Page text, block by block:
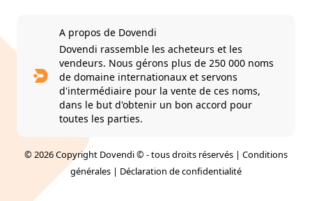
A propos de Dovendi
Dovendi rassemble les acheteurs et les
vendeurs. Nous gérons plus de 250 000 noms
de domaine internationaux et servons
d'intermédiaire pour la vente de ces noms,
dans le but d'obtenir un bon accord pour
toutes les parties.
© 2026 Copyright Dovendi © - tous droits réservés | Conditions
générales | Déclaration de confidentialité